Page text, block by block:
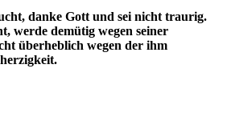
danke Gott und sei nicht traurig.
werde demütig wegen seiner
über­heblich wegen der ihm